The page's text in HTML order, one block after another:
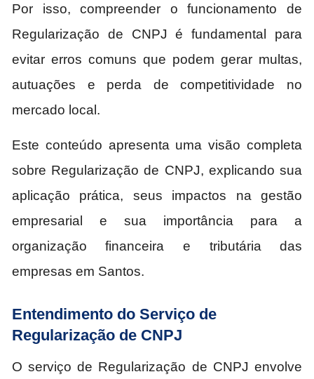
Por isso, compreender o funcionamento de
Regularização de CNPJ é fundamental para
evitar erros comuns que podem gerar multas,
autuações e perda de competitividade no
mercado local.
Este conteúdo apresenta uma visão completa
sobre Regularização de CNPJ, explicando sua
aplicação prática, seus impactos na gestão
empresarial e sua importância para a
organização financeira e tributária das
empresas em Santos.
Entendimento do Serviço de
Regularização de CNPJ
O serviço de Regularização de CNPJ envolve